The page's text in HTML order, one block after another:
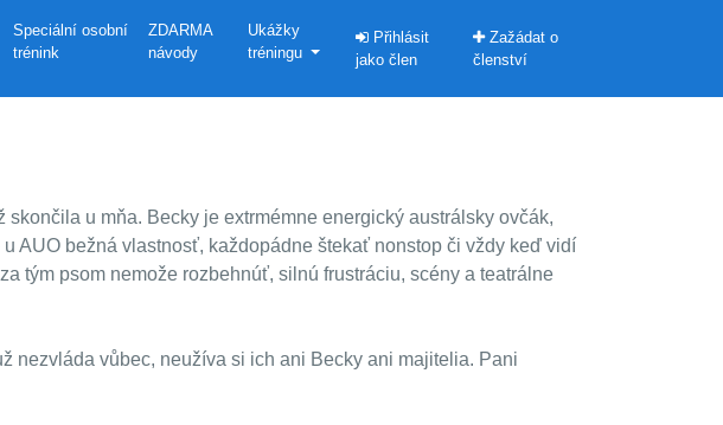
Speciální osobní
trénink
ZDARMA
návody
Ukážky
tréningu
Přihlásit
jako člen
Zažádat o
členství
u mňa. Becky je extrmémne energický austrálsky ovčák,
AUO bežná vlastnosť, každopádne štekať nonstop či vždy keď vidí
tým psom nemože rozbehnúť, silnú frustráciu, scény a teatrálne
nezvláda vůbec, neužíva si ich ani Becky ani majitelia. Pani